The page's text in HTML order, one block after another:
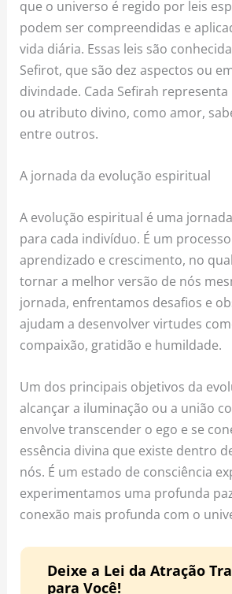
que o universo é regido por leis
podem ser compreendidas e
vida diária. Essas leis são
Sefirot, que são dez aspectos ou
divindade. Cada Sefirah
ou atributo divino, como amor,
entre outros.
A jornada da evolução espiritual
A evolução espiritual é uma
para cada indivíduo. É um
aprendizado e crescimento, no
tornar a melhor versão de nós
jornada, enfrentamos desafios e
ajudam a desenvolver virtudes
compaixão, gratidão e humildade.
Um dos principais objetivos da
alcançar a iluminação ou a união
envolve transcender o ego e se
essência divina que existe dentro
nós. É um estado de consciência
experimentamos uma profunda
conexão mais profunda com o
Deixe a Lei da Atração
para Você!